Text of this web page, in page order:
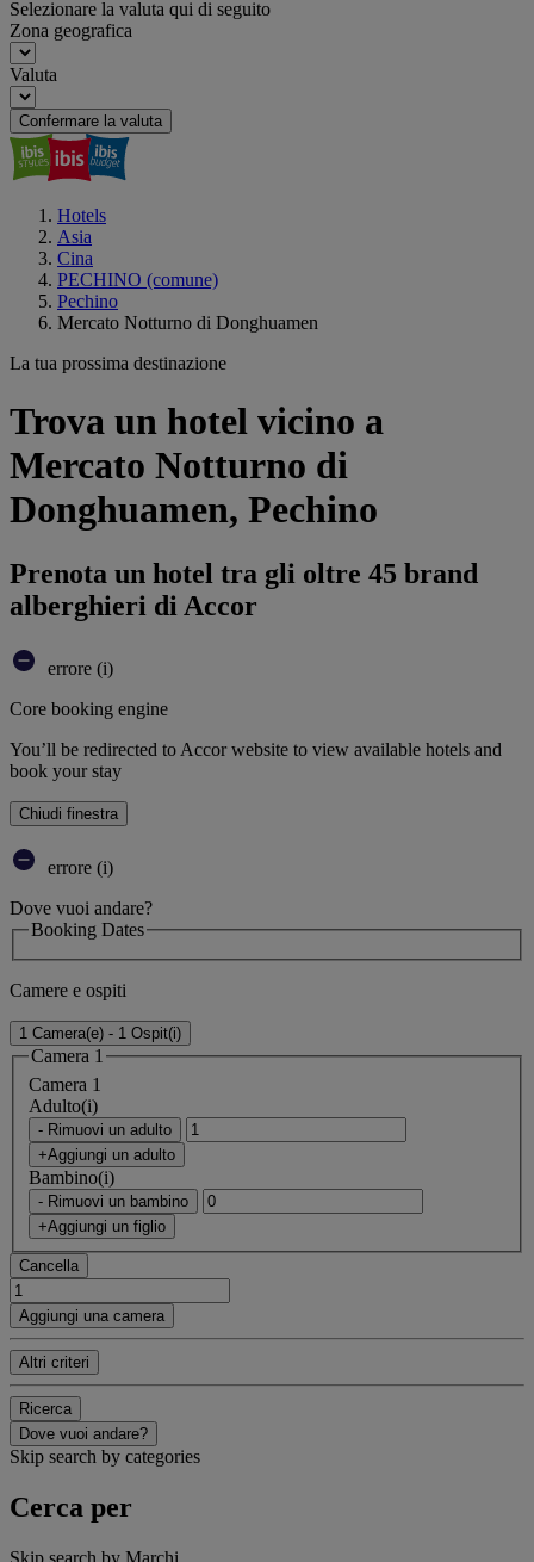
Selezionare la valuta qui di seguito
Zona geografica
Valuta
Confermare la valuta
Hotels
Asia
Cina
PECHINO (comune)
Pechino
Mercato Notturno di Donghuamen
La tua prossima destinazione
Trova un hotel vicino a
Mercato Notturno di
Donghuamen, Pechino
Prenota un hotel tra gli oltre 45 brand
alberghieri di Accor
errore (i)
Core booking engine
You’ll be redirected to Accor website to view available hotels and
book your stay
Chiudi finestra
errore (i)
Dove vuoi andare?
Booking Dates
Camere e ospiti
1 Camera(e) - 1 Ospit(i)
Camera 1
Camera 1
Adulto(i)
- Rimuovi un adulto
+Aggiungi un adulto
Bambino(i)
- Rimuovi un bambino
+Aggiungi un figlio
Cancella
Aggiungi una camera
Altri criteri
Ricerca
Dove vuoi andare?
Skip search by categories
Cerca per
Skip search by Marchi